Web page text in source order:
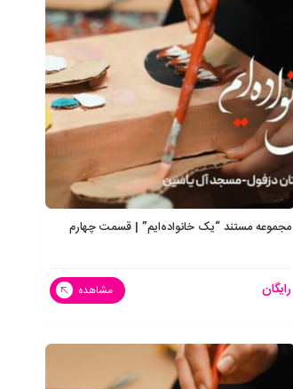
مجموعه مستند “یک خانواده‌ایم” | قسمت چهارم
رایگان مشاهده